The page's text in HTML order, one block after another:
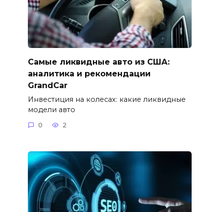
Самые ликвидные авто из США:
аналитика и рекомендации
GrandCar
Инвестиция на колесах: какие ликвидные
модели авто
0 2